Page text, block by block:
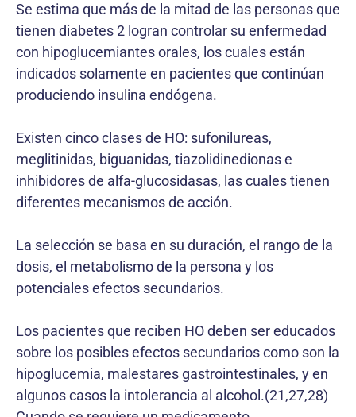
Se estima que más de la mitad de las personas que
tienen diabetes 2 logran controlar su enfermedad
con hipoglucemiantes orales, los cuales están
indicados solamente en pacientes que continúan
produciendo insulina endógena.
Existen cinco clases de HO: sufonilureas,
meglitinidas, biguanidas, tiazolidinedionas e
inhibidores de alfa-glucosidasas, las cuales tienen
diferentes mecanismos de acción.
La selección se basa en su duración, el rango de la
dosis, el metabolismo de la persona y los
potenciales efectos secundarios.
Los pacientes que reciben HO deben ser educados
sobre los posibles efectos secundarios como son la
hipoglucemia, malestares gastrointestinales, y en
algunos casos la intolerancia al alcohol.(21,27,28)